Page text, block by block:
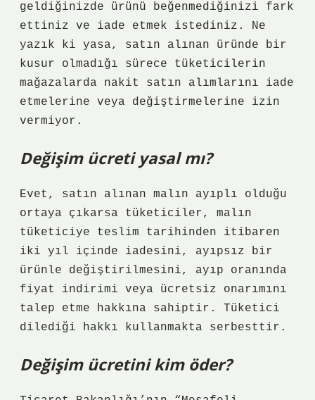
geldiğinizde ürünü beğenmediğinizi fark
ettiniz ve iade etmek istediniz. Ne
yazık ki yasa, satın alınan üründe bir
kusur olmadığı sürece tüketicilerin
mağazalarda nakit satın alımlarını iade
etmelerine veya değiştirmelerine izin
vermiyor.
Değişim ücreti yasal mı?
Evet, satın alınan malın ayıplı olduğu
ortaya çıkarsa tüketiciler, malın
tüketiciye teslim tarihinden itibaren
iki yıl içinde iadesini, ayıpsız bir
ürünle değiştirilmesini, ayıp oranında
fiyat indirimi veya ücretsiz onarımını
talep etme hakkına sahiptir. Tüketici
dilediği hakkı kullanmakta serbesttir.
Değişim ücretini kim öder?